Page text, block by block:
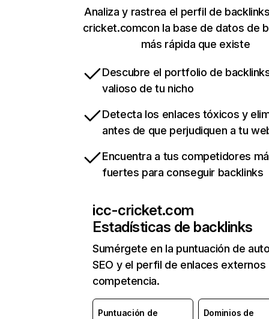
Analiza y rastrea el perfil de
cricket.comcon la base de datos de
más rápida que existe
Descubre el portfolio de
valioso de tu nicho
Detecta los enlaces tóxicos y
antes de que perjudiquen a tu
Encuentra a tus competidores
fuertes para conseguir backlinks
icc-cricket.com
Estadísticas de backlinks
Sumérgete en la puntuación de
SEO y el perfil de enlaces externos
competencia.
Puntuación de
Dominios de